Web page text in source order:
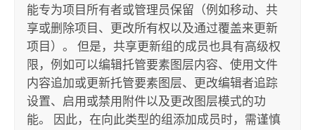
能专为项目所有者或管理员保留（例如移动、共
享或删除项目、更改所有权以及通过覆盖来更新
项目）。 但是，共享更新组的成员也具有高级权
限，例如可以编辑托管要素图层内容、使用文件
内容追加或更新托管要素图层、更改编辑者追踪
设置、启用或禁用附件以及更改图层模式的功
能。 因此，在向此类型的组添加成员时，需谨慎